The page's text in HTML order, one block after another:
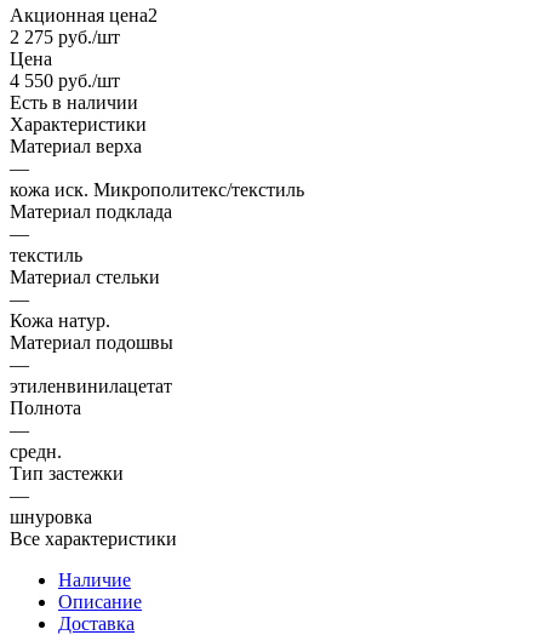
Акционная цена2
2 275 руб./шт
Цена
4 550 руб./шт
Есть в наличии
Характеристики
Материал верха
—
кожа иск. Микрополитекс/текстиль
Материал подклада
—
текстиль
Материал стельки
—
Кожа натур.
Материал подошвы
—
этиленвинилацетат
Полнота
—
средн.
Тип застежки
—
шнуровка
Все характеристики
Наличие
Описание
Доставка